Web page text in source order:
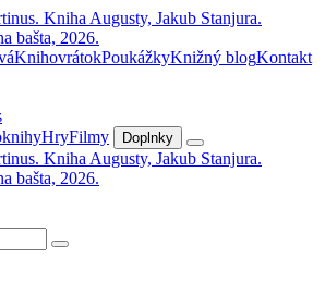
KnihovrátokPoukážkyKnižný blogKontakt
HryFilmy Doplnky